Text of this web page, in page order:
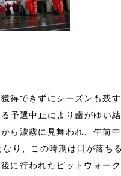
得できずにシーズンも残
予選中止により歯がゆい
ら濃霧に見舞われ、午前
り、この時期は日が落ち
に行われたピットウォー